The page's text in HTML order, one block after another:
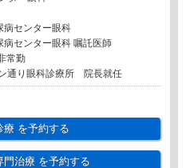
病センター眼科
センター眼科 嘱託医師
常勤
通り眼科診療所 院長就任
療を予約する
門治療を予約する